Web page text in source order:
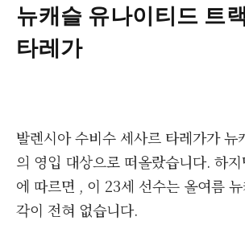
뉴캐슬 유나이티드 트
타레가
발렌시아 수비수 세사르 타레가가 뉴
의 영입 대상으로 떠올랐습니다. 하
에 따르면 , 이 23세 선수는 올여름
각이 전혀 없습니다.